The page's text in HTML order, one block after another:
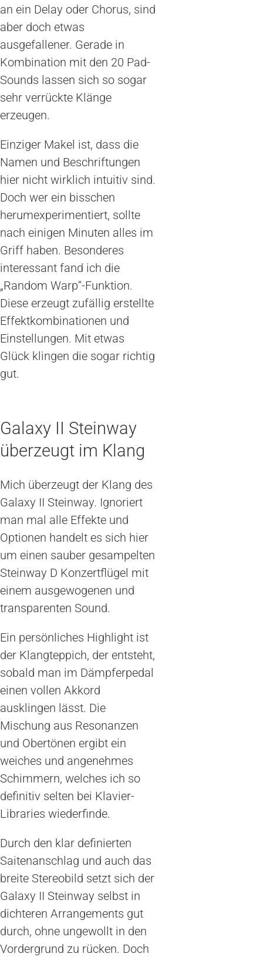
an ein Delay oder Chorus, sind
aber doch etwas
ausgefallener. Gerade in
Kombination mit den 20 Pad-
Sounds lassen sich so sogar
sehr verrückte Klänge
erzeugen.
Einziger Makel ist, dass die
Namen und Beschriftungen
hier nicht wirklich intuitiv sind.
Doch wer ein bisschen
herumexperimentiert, sollte
nach einigen Minuten alles im
Griff haben. Besonderes
interessant fand ich die
„Random Warp“-Funktion.
Diese erzeugt zufällig erstellte
Effektkombinationen und
Einstellungen. Mit etwas
Glück klingen die sogar richtig
gut.
Galaxy II Steinway
überzeugt im Klang
Mich überzeugt der Klang des
Galaxy II Steinway. Ignoriert
man mal alle Effekte und
Optionen handelt es sich hier
um einen sauber gesampelten
Steinway D Konzertflügel mit
einem ausgewogenen und
transparenten Sound.
Ein persönliches Highlight ist
der Klangteppich, der entsteht,
sobald man im Dämpferpedal
einen vollen Akkord
ausklingen lässt. Die
Mischung aus Resonanzen
und Obertönen ergibt ein
weiches und angenehmes
Schimmern, welches ich so
definitiv selten bei Klavier-
Libraries wiederfinde.
Durch den klar definierten
Saitenanschlag und auch das
breite Stereobild setzt sich der
Galaxy II Steinway selbst in
dichteren Arrangements gut
durch, ohne ungewollt in den
Vordergrund zu rücken. Doch